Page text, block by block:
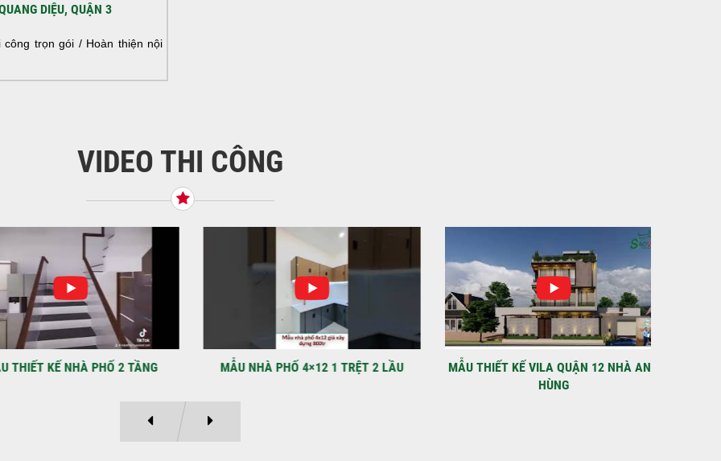
DIỆU, QUẬN 3
trọn gói / Hoàn thiện nội
NHẬN CHÌA KHÓA – TRAO TỔ ẤM MỚI TẠI PHƯỜNG AN
LẠC
Địa điểm: Đường Lâm Hoành, phường An LạcGia chủ: Anh
Kỳ Xây Dựng Sao Việt chính thức hoàn tất và...
VIDEO THI CÔNG
THIẾT KẾ NHÀ PHỐ 2 TẦNG MẪU NHÀ PHỐ 4×12 1 TRỆT 2 LẦU
MẪU THIẾT KẾ VILA QUẬN 12 NHÀ ANH
HÙNG